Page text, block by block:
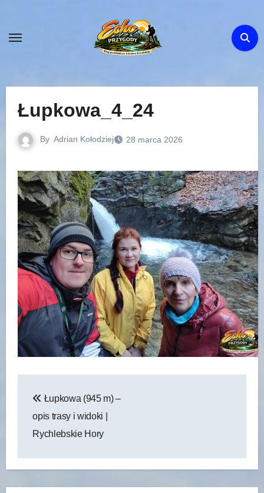
content
Łupkowa_4_24
By Adrian Kołodziej 28 marca 2026
wpisu
Łupkowa (945 m) –
opis trasy i widoki |
Rychlebskie Hory